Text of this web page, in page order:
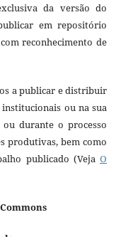
da versão do
em repositório
reconhecimento de
a publicar e distribuir
ou na sua
durante o processo
produtivas, bem como
publicado (VejaO